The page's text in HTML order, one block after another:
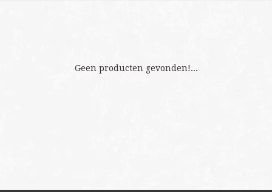
Geen producten gevonden!...